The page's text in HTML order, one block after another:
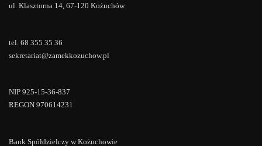
ul. Klasztorna 14, 67-120 Kożuchów
tel. 68 355 35 36
sekretariat@zamekkozuchow.pl
NIP 925-15-36-837
REGON 970614231
Bank Spółdzielczy w Kożuchowie